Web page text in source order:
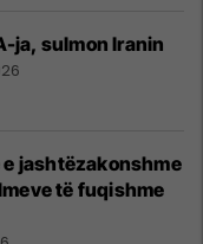
ja, sulmon Iranin
jashtëzakonshme
të fuqishme